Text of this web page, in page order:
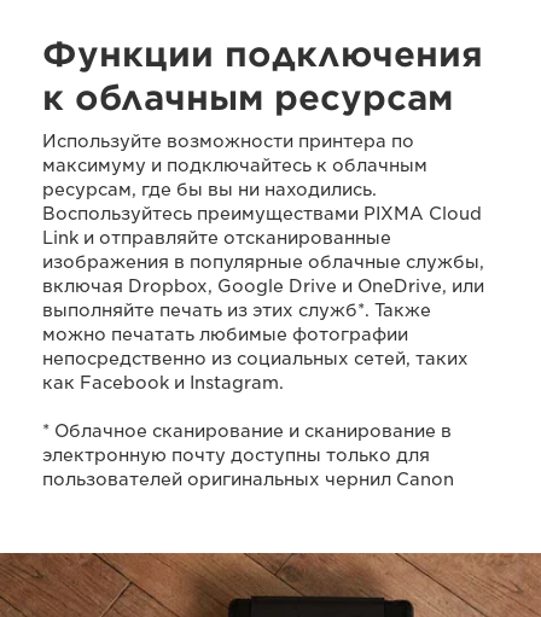
Функции подключения
к облачным ресурсам
Используйте возможности принтера по
максимуму и подключайтесь к облачным
ресурсам, где бы вы ни находились.
Воспользуйтесь преимуществами PIXMA Cloud
Link и отправляйте отсканированные
изображения в популярные облачные службы,
включая Dropbox, Google Drive и OneDrive, или
выполняйте печать из этих служб*. Также
можно печатать любимые фотографии
непосредственно из социальных сетей, таких
как Facebook и Instagram.
* Облачное сканирование и сканирование в
электронную почту доступны только для
пользователей оригинальных чернил Canon